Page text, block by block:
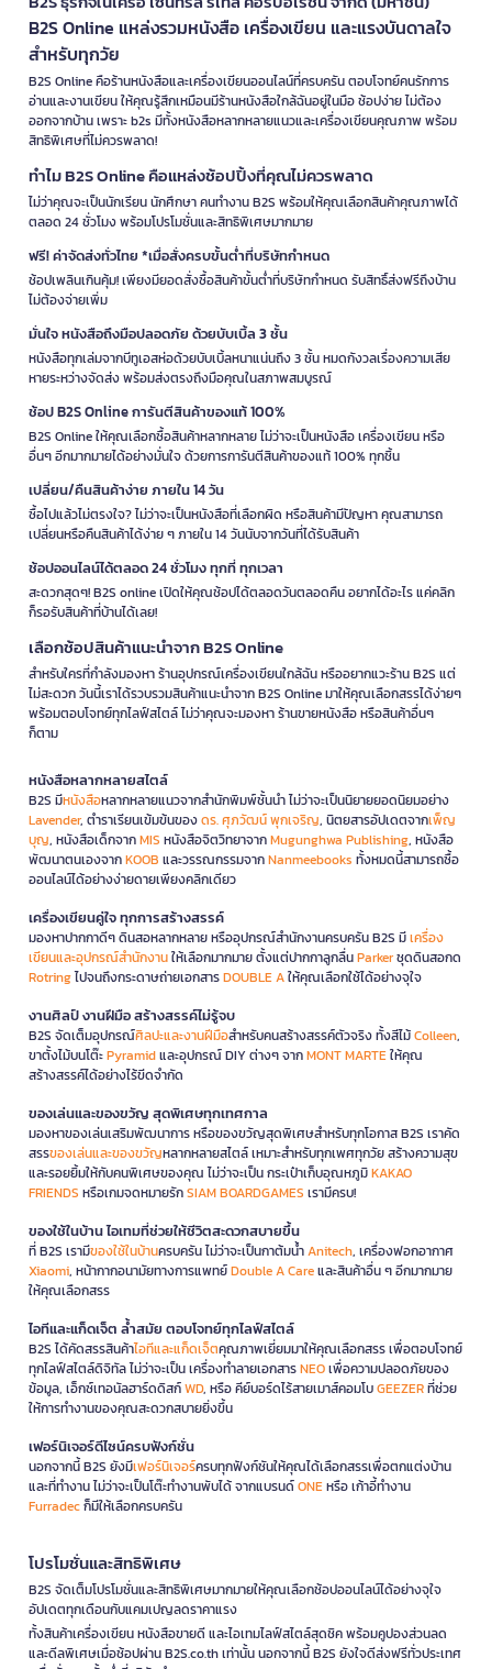
B2S Online แหล่งรวมหนังสือ เครื่องเขียน และแรงบันดาลใจ
สำหรับทุกวัย
B2S Online คือร้านหนังสือและเครื่องเขียนออนไลน์ที่ครบครัน ตอบโจทย์คนรักการ
อ่านและงานเขียน ให้คุณรู้สึกเหมือนมีร้านหนังสือใกล้ฉันอยู่ในมือ ช้อปง่าย ไม่ต้อง
ออกจากบ้าน เพราะ b2s มีทั้งหนังสือหลากหลายแนวและเครื่องเขียนคุณภาพ พร้อม
สิทธิพิเศษที่ไม่ควรพลาด!
ทำไม B2S Online คือแหล่งช้อปปิ้งที่คุณไม่ควรพลาด
ไม่ว่าคุณจะเป็นนักเรียน นักศึกษา คนทำงาน B2S พร้อมให้คุณเลือกสินค้าคุณภาพได้
ตลอด 24 ชั่วโมง พร้อมโปรโมชั่นและสิทธิพิเศษมากมาย
ฟรี! ค่าจัดส่งทั่วไทย *เมื่อสั่งครบขั้นต่ำที่บริษัทกำหนด
ช้อปเพลินเกินคุ้ม! เพียงมียอดสั่งซื้อสินค้าขั้นต่ำที่บริษัทกำหนด รับสิทธิ์ส่งฟรีถึงบ้าน
ไม่ต้องจ่ายเพิ่ม
มั่นใจ หนังสือถึงมือปลอดภัย ด้วยบับเบิ้ล 3 ชั้น
หนังสือทุกเล่มจากบีทูเอสห่อด้วยบับเบิ้ลหนาแน่นถึง 3 ชั้น หมดกังวลเรื่องความเสีย
หายระหว่างจัดส่ง พร้อมส่งตรงถึงมือคุณในสภาพสมบูรณ์
ช้อป B2S Online การันตีสินค้าของแท้ 100%
B2S Online ให้คุณเลือกซื้อสินค้าหลากหลาย ไม่ว่าจะเป็นหนังสือ เครื่องเขียน หรือ
อื่นๆ อีกมากมายได้อย่างมั่นใจ ด้วยการการันตีสินค้าของแท้ 100% ทุกชิ้น
เปลี่ยน/คืนสินค้าง่าย ภายใน 14 วัน
ซื้อไปแล้วไม่ตรงใจ? ไม่ว่าจะเป็นหนังสือที่เลือกผิด หรือสินค้ามีปัญหา คุณสามารถ
เปลี่ยนหรือคืนสินค้าได้ง่าย ๆ ภายใน 14 วันนับจากวันที่ได้รับสินค้า
ช้อปออนไลน์ได้ตลอด 24 ชั่วโมง ทุกที่ ทุกเวลา
สะดวกสุดๆ! B2S online เปิดให้คุณช้อปได้ตลอดวันตลอดคืน อยากได้อะไร แค่คลิก
ก็รอรับสินค้าที่บ้านได้เลย!
เลือกช้อปสินค้าแนะนำจาก B2S Online
สำหรับใครที่กำลังมองหา ร้านอุปกรณ์เครื่องเขียนใกล้ฉัน หรืออยากแวะร้าน B2S แต่
ไม่สะดวก วันนี้เราได้รวบรวมสินค้าแนะนำจาก B2S Online มาให้คุณเลือกสรรได้ง่ายๆ
พร้อมตอบโจทย์ทุกไลฟ์สไตล์ ไม่ว่าคุณจะมองหา ร้านขายหนังสือ หรือสินค้าอื่นๆ
ก็ตาม
หนังสือหลากหลายสไตล์
B2S มีหนังสือหลากหลายแนวจากสำนักพิมพ์ชั้นนำ ไม่ว่าจะเป็นนิยายยอดนิยมอย่าง
Lavender, ตำราเรียนเข้มข้นของดร. ศุภวัฒน์ พุกเจริญ, นิตยสารอัปเดตจากเพ็ญ
บุญ, หนังสือเด็กจากMIS หนังสือจิตวิทยาจากMugunghwa Publishing, หนังสือ
พัฒนาตนเองจากKOOB และวรรณกรรมจากNanmeebooks ทั้งหมดนี้สามารถซื้อ
ออนไลน์ได้อย่างง่ายดายเพียงคลิกเดียว
เครื่องเขียนคู่ใจ ทุกการสร้างสรรค์
มองหาปากกาดีๆ ดินสอหลากหลาย หรืออุปกรณ์สำนักงานครบครัน B2S มีเครื่อง
เขียนและอุปกรณ์สำนักงานให้เลือกมากมาย ตั้งแต่ปากกาลูกลื่นParkerชุดดินสอกด
Rotringไปจนถึงกระดาษถ่ายเอกสารDOUBLE Aให้คุณเลือกใช้ได้อย่างจุใจ
งานศิลป์ งานฝีมือ สร้างสรรค์ไม่รู้จบ
B2S จัดเต็มอุปกรณ์ศิลปะและงานฝีมือสำหรับคนสร้างสรรค์ตัวจริง ทั้งสีไม้Colleen,
ขาตั้งไม้บนโต๊ะPyramidและอุปกรณ์ DIY ต่างๆ จากMONT MARTEให้คุณ
สร้างสรรค์ได้อย่างไร้ขีดจำกัด
ของเล่นและของขวัญ สุดพิเศษทุกเทศกาล
มองหาของเล่นเสริมพัฒนาการ หรือของขวัญสุดพิเศษสำหรับทุกโอกาส B2S เราคัด
สรรของเล่นและของขวัญหลากหลายสไตล์ เหมาะสำหรับทุกเพศทุกวัย สร้างความสุข
และรอยยิ้มให้กับคนพิเศษของคุณ ไม่ว่าจะเป็น กระเป๋าเก็บอุณหภูมิKAKAO
FRIENDS หรือเกมจดหมายรักSIAM BOARDGAMES เรามีครบ!
ของใช้ในบ้าน ไอเทมที่ช่วยให้ชีวิตสะดวกสบายขึ้น
ที่ B2S เรามีของใช้ในบ้านครบครัน ไม่ว่าจะเป็นกาต้มน้ำAnitech, เครื่องฟอกอากาศ
Xiaomi, หน้ากากอนามัยทางการแพทย์Double A Careและสินค้าอื่น ๆ อีกมากมาย
ให้คุณเลือกสรร
ไอทีและแก็ดเจ็ต ล้ำสมัย ตอบโจทย์ทุกไลฟ์สไตล์
B2S ได้คัดสรรสินค้าไอทีและแก็ดเจ็ตคุณภาพเยี่ยมมาให้คุณเลือกสรร เพื่อตอบโจทย์
ทุกไลฟ์สไตล์ดิจิทัล ไม่ว่าจะเป็น เครื่องทำลายเอกสารNEOเพื่อความปลอดภัยของ
ข้อมูล, เอ็กซ์เทอนัลฮาร์ดดิสก์WD, หรือ คีย์บอร์ดไร้สายเมาส์คอมโบGEEZERที่ช่วย
ให้การทำงานของคุณสะดวกสบายยิ่งขึ้น
เฟอร์นิเจอร์ดีไซน์ครบฟังก์ชั่น
นอกจากนี้ B2S ยังมีเฟอร์นิเจอร์ครบทุกฟังก์ชันให้คุณได้เลือกสรรเพื่อตกแต่งบ้าน
และที่ทำงาน ไม่ว่าจะเป็นโต๊ะทำงานพับได้ จากแบรนด์ONEหรือ เก้าอี้ทำงาน
Furradecก็มีให้เลือกครบครัน
โปรโมชั่นและสิทธิพิเศษ
B2S จัดเต็มโปรโมชั่นและสิทธิพิเศษมากมายให้คุณเลือกช้อปออนไลน์ได้อย่างจุใจ
อัปเดตทุกเดือนกับแคมเปญลดราคาแรง
ทั้งสินค้าเครื่องเขียน หนังสือขายดี และไอเทมไลฟ์สไตล์สุดชิค พร้อมคูปองส่วนลด
และดีลพิเศษเมื่อช้อปผ่าน B2S.co.th เท่านั้น นอกจากนี้ B2S ยังใจดีส่งฟรีทั่วประเทศ